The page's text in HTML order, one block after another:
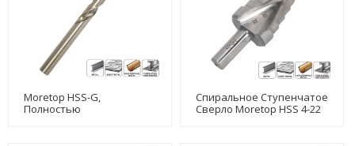
Moretop HSS-G,
Полностью
Спиральное Ступенчатое
Сверло Moretop HSS 4-22